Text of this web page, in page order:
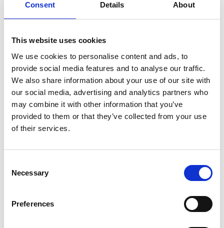
Consent Details About
This website uses cookies
We use cookies to personalise content and ads, to
provide social media features and to analyse our traffic.
We also share information about your use of our site with
our social media, advertising and analytics partners who
may combine it with other information that you’ve
provided to them or that they’ve collected from your use
of their services.
Selection
Necessary
Preferences
Arbenigedd Addysgu
a chaiff ei galw’n aml i roi dosbarthiadau meistr a beirniadu
Mae’n frwdfrydig iawn ynghylch archwilio potensial
amrywiol y delyn, gan roi sylw i’w gwreiddiau
traddodiadol/clasurol ond gan godi golygon i’w
phosibiliadau cyfoes.
Mae Kathryn wedi mwynhau gyrfa berfformio amrywiol,
yn cyflwyno datganiadau yng Nghanada, yr Unol
Daleithiau, yr Emiraethau Arabaidd Unedig a Qatar, ac yn
Nghymru, yn fwyaf nodedig gyda Sinfonia Cymru.